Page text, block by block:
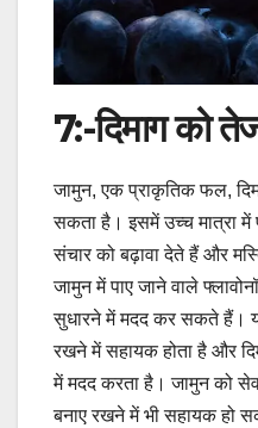
7:-दिमाग को
जामुन, एक प्राकृतिक फल,
सकता है। इसमें उच्च मात्रा में
संचार को बढ़ावा देते हैं और
जामुन में पाए जाने वाले
सुधारने में मदद कर सकते हैं।
रखने में सहायक होता है और
में मदद करता है। जामुन को
बनाए रखने में भी सहायक हो